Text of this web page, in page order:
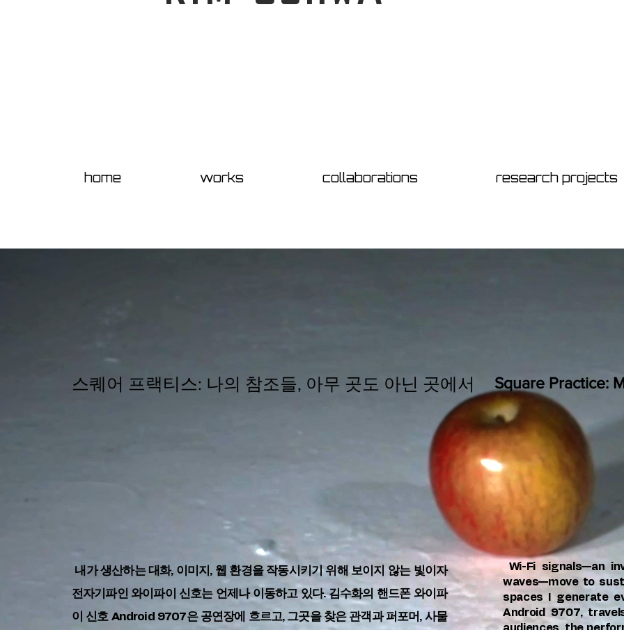
home works collaborations research projects
​스퀘어 프랙티스: 나의 참조들, 아무 곳도 아닌 곳에서 Square Practice:
내가 생산하는 대화, 이미지, 웹 환경을 작동시키기 위해 보이지 않는 빛이자
전자기파인 와이파이 신호는 언제나 이동하고 있다. 김수화의 핸드폰 와이파
이 신호 Android 9707은 공연장에 흐르고, 그곳을 찾은 관객과 퍼포머, 사물
Wi-Fi signals—an
waves—move to
spaces I generate
Android 9707,